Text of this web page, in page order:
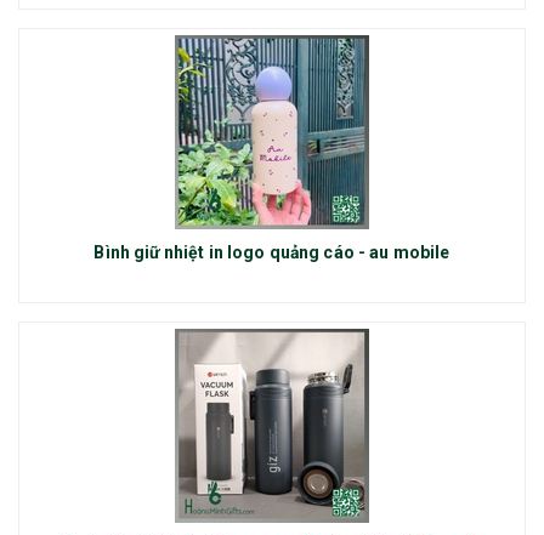
Bình giữ nhiệt in logo quảng cáo - au mobile